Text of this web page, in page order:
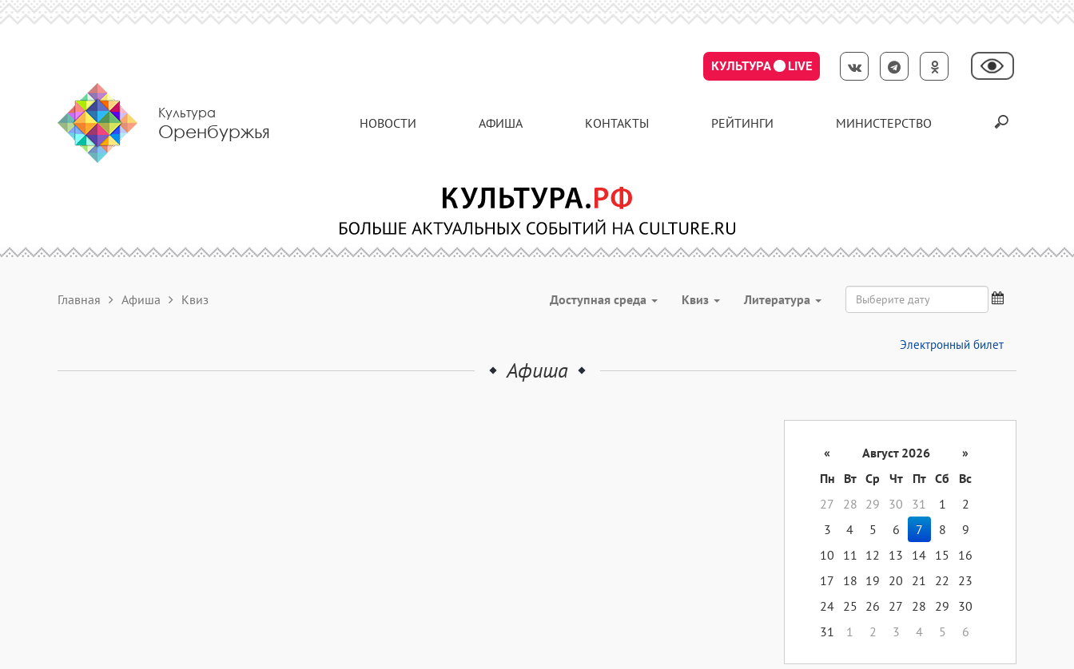
КУЛЬТУРА LIVE
Культура
Оренбуржья НОВОСТИ АФИША КОНТАКТЫ РЕЙТИНГИ МИНИСТЕРСТВО
Главная Афиша Квиз Доступная среда Квиз Литература
Электронный билет
Афиша
« Август 2026
»
Пн
Вт Ср Чт Пт Сб
Вс
27
28 29 30 31 1
2
3
4 5 6 7 8
9
10
11 12 13 14 15
16
17
18 19 20 21 22
23
24 25 26 27 28 29
30
31
1 2 3 4 5 6